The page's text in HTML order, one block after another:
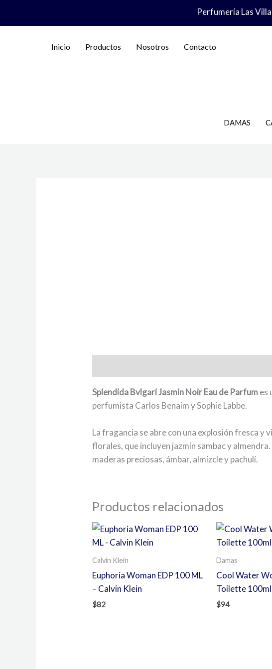
Perfumería Las
Inicio Productos Nosotros Contacto
DAMAS
Splendida Bvlgari Jasmin Noir Eau de Parfumes
perfumista Carlos Benaim y Sophie Labbe.
La fragancia se abre con una explosión fresca y
florales, que incluyen jazmín sambac y
maderas preciosas, ámbar, almizcle y pachulí.
Productos relacionados
Calvin Klein
Euphoria Woman EDP 100 ML
– Calvin Klein
$82
Damas
Cool Water
Toilette
$94